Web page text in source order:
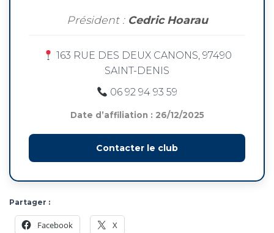
Président : Cedric Hoarau
163 RUE DES DEUX CANONS, 97490
SAINT-DENIS
06 92 94 93 59
Date d’affiliation : 26/12/2025
Contacter le club
Partager :
Facebook X